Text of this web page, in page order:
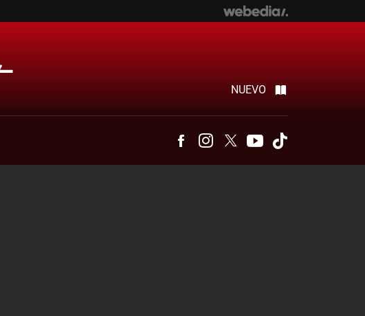
NUEVO
FacebookInstagram
Twitter Youtube